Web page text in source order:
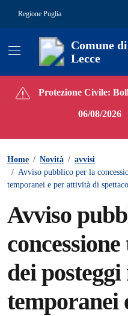
Regione Puglia
Comune
Lecce
Contenuti in
Protezione Civile:
06/08/2026
Home / Novità / avvisi
/ Avviso pubblico per la
temporanei e per attività di
Avviso
dei
temporanei